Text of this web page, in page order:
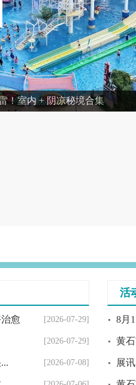
！室内 + 阴凉秘境合集
[2026-07-29]
愈
[2026-07-29]
[2026-07-08]
活
8月
黄
展